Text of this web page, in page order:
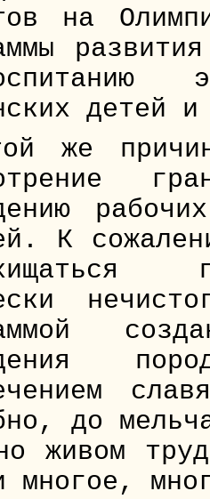
на
детей
же
К
до
живом
многое,